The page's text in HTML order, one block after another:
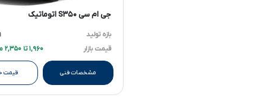
جی ام سی S۳۵۰ اتوماتیک
بازه تولید
قیمت بازار
۱,۹۶۰ تا ۲,۳۵۰ میلیارد تومانءءء
مشخصات فنی قیمت